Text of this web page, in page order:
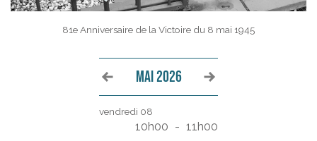
81e Anniversaire de la Victoire du 8 mai 1945
Voir le mois précédent
MAI 2026
vendredi 08
10h00 - 11h00